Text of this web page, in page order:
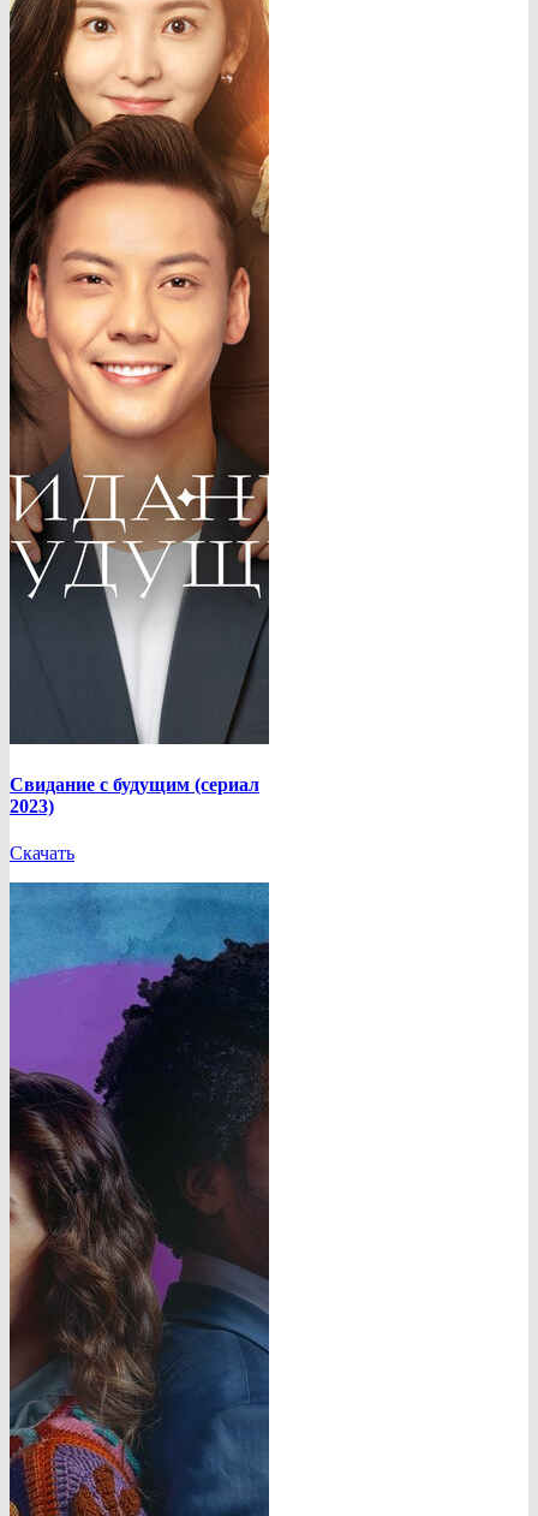
Свидание с будущим (сериал
2023)
Скачать